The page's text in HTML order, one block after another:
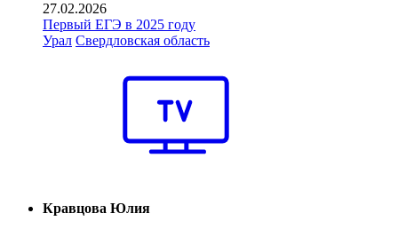
27.02.2026
Первый ЕГЭ в 2025 году
Урал Свердловская область
Кравцова Юлия